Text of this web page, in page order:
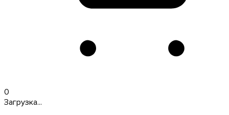
0
Загрузка...